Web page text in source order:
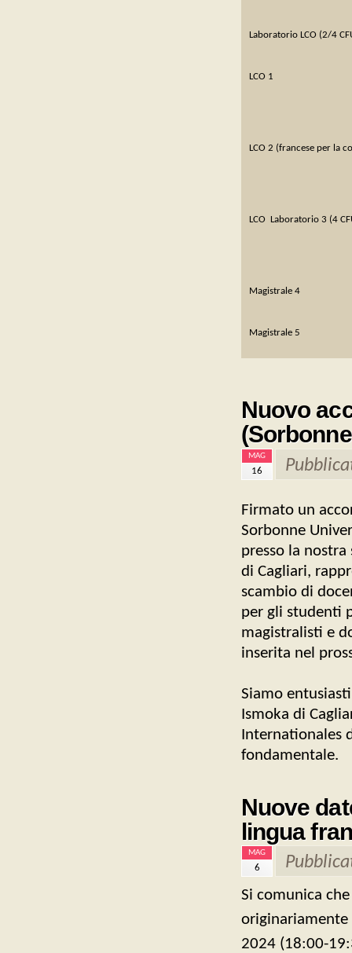
Laboratorio LCO (2/4
LCO 1
LCO 2 (francese per la
LCO Laboratorio 3 (4
Magistrale 4
Magistrale 5
Nuovo
MAG
16
Firmato un
Sorbonne
presso la
di Cagliari,
scambio di
per gli studenti
magistralisti e
inserita nel
Siamo
Ismoka di
Internationales
fondamentale.
Nuove
lingua
MAG
6
Si comunica
originariamente
2024 (18:00-